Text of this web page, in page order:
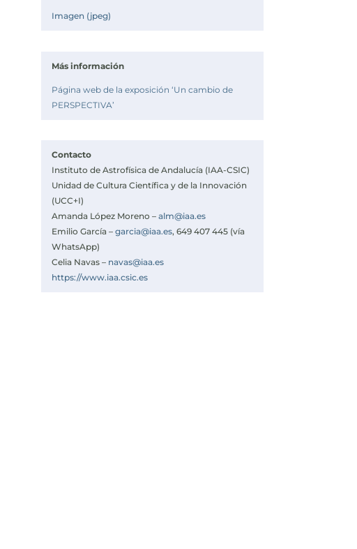
Imagen (jpeg)
Más información
Página web de la exposición ‘Un cambio de
PERSPECTIVA’
Contacto
Instituto de Astrofísica de Andalucía (IAA-CSIC)
Unidad de Cultura Científica y de la Innovación
(UCC+I)
Amanda López Moreno – alm@iaa.es
Emilio García – garcia@iaa.es, 649 407 445 (vía
WhatsApp)
Celia Navas – navas@iaa.es
https://www.iaa.csic.es